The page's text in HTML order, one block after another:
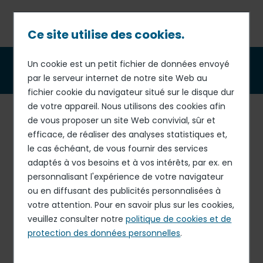
principal
Fil
d'Ariane
Lancer une alerte
Le groupe Elior a mis en place un
système d'alerte
externalisé , géré par un prestataire externe et
indépendant, qui permet à ses collaborateurs de signaler
une préoccupation de manière
confidentielle
accessible
à tous les collaborateurs dans tous les pays
où le groupe Elior est présent.
Le groupe, soucieux de promouvoir une culture du
dialogue, encourage tous ses collaborateurs à lire
attentivement laCharte du lanceur d'alerte
Ce site utilise des cookies.
Un cookie est un petit fichier de données envoyé
par le serveur internet de notre site Web au
fichier cookie du navigateur situé sur le disque dur
de votre appareil. Nous utilisons des cookies afin
de vous proposer un site Web convivial, sûr et
efficace, de réaliser des analyses statistiques et,
le cas échéant, de vous fournir des services
adaptés à vos besoins et à vos intérêts, par ex. en
personnalisant l'expérience de votre navigateur
ou en diffusant des publicités personnalisées à
votre attention. Pour en savoir plus sur les cookies,
veuillez consulter notrepolitique de cookies et de
protection des données personnelles.